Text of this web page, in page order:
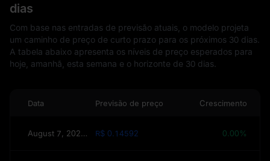
dias
Com base nas entradas de previsão atuais, o modelo projeta
um caminho de preço de curto prazo para os próximos 30 dias.
A tabela abaixo apresenta os níveis de preço esperados para
hoje, amanhã, esta semana e o horizonte de 30 dias.
Data Previsão de preço Crescimento
August 7, 2026(Hoje) R$ 0.14592 0.00%